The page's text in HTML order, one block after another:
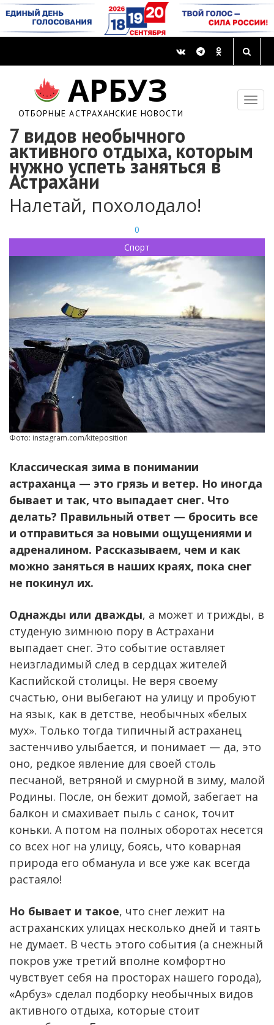
АРБУЗ
ОТБОРНЫЕ АСТРАХАНСКИЕ НОВОСТИ
7 видов необычного
активного отдыха, которым
нужно успеть заняться в
Астрахани
Налетай, похолодало!
0
Спорт
Фото: instagram.com/kiteposition
Классическая зима в понимании
астраханца — это грязь и ветер. Но иногда
бывает и так, что выпадает снег. Что
делать? Правильный ответ — бросить все
и отправиться за новыми ощущениями и
адреналином. Рассказываем, чем и как
можно заняться в наших краях, пока снег
не покинул их.
Однажды или дважды, а может и трижды, в
студеную зимнюю пору в Астрахани
выпадает снег. Это событие оставляет
неизгладимый след в сердцах жителей
Каспийской столицы. Не веря своему
счастью, они выбегают на улицу и пробуют
на язык, как в детстве, необычных «белых
мух». Только тогда типичный астраханец
застенчиво улыбается, и понимает — да, это
оно, редкое явление для своей столь
песчаной, ветряной и смурной в зиму, малой
Родины. После, он бежит домой, забегает на
балкон и смахивает пыль с санок, точит
коньки. А потом на полных оборотах несется
со всех ног на улицу, боясь, что коварная
природа его обманула и все уже как всегда
растаяло!
Но бывает и такое, что снег лежит на
астраханских улицах несколько дней и таять
не думает. В честь этого события (а снежный
покров уже третий вполне комфортно
чувствует себя на просторах нашего города),
«Арбуз» сделал подборку необычных видов
активного отдыха, которые стоит